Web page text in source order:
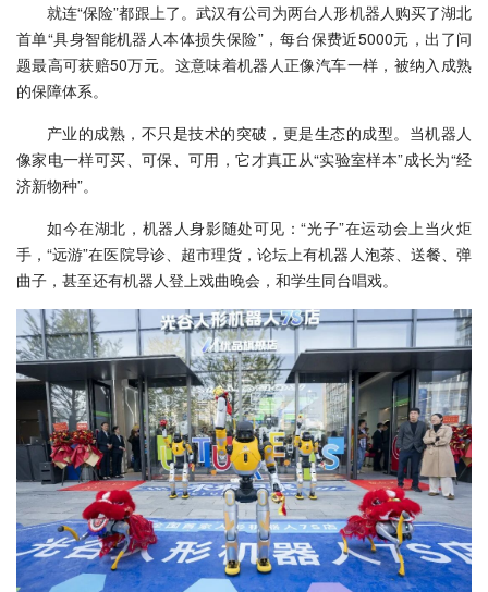
就连“保险”都跟上了。武汉有公司为两台人形机器人购买了湖北
首单“具身智能机器人本体损失保险”，每台保费近5000元，出了问
题最高可获赔50万元。这意味着机器人正像汽车一样，被纳入成熟
的保障体系。
产业的成熟，不只是技术的突破，更是生态的成型。当机器人
像家电一样可买、可保、可用，它才真正从“实验室样本”成长为“经
济新物种”。
如今在湖北，机器人身影随处可见：“光子”在运动会上当火炬
手，“远游”在医院导诊、超市理货，论坛上有机器人泡茶、送餐、弹
曲子，甚至还有机器人登上戏曲晚会，和学生同台唱戏。